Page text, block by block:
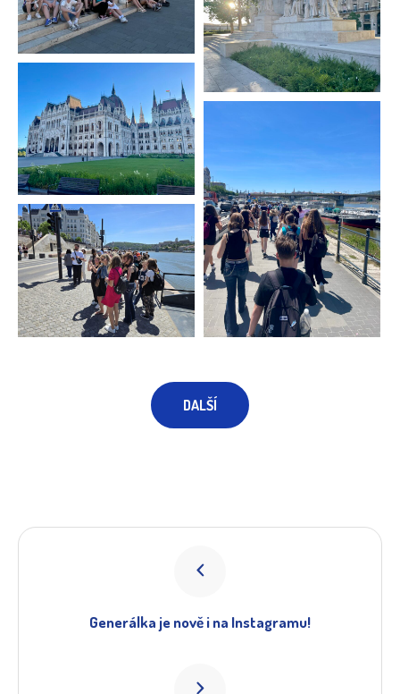
DALŠÍ
Generálka je nově i na Instagramu!